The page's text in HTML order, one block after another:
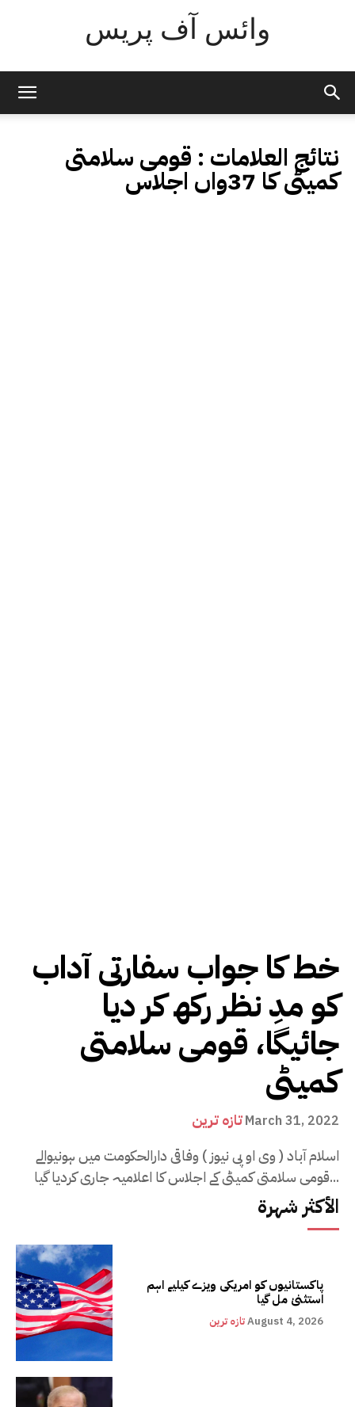
وائس آف پریس
نتائج العلامات : قومی سلامتی
کمیٹی کا 37واں اجلاس
خط کا جواب سفارتی آداب
کو مدِ نظر رکھ کر دیا
جائیگا، قومی سلامتی
کمیٹی
تازہ ترینMarch 31, 2022
اسلام آباد ( وی او پی نیوز ) وفاقی دارالحکومت میں ہونیوالے
قومی سلامتی کمیٹی کے اجلاس کا اعلامیہ جاری کردیا گیا...
الأكثر شهرة
پاکستانیوں کو امریکی ویزے کیلیے اہم
استثنیٰ مل گیا
تازہ ترینAugust 4, 2026